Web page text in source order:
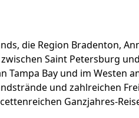
die Region Bradenton,
Saint Petersburg
Tampa Bay und im Westen
und zahlreichen
Ganzjahres-